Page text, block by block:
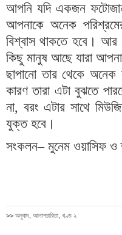
আপনি যদি একজন
আপনাকে অনেক
বিশ্বাস থাকতে হবে। আর
কিছু মানুষ আছে যারা
ছাপানো তার থেকে
কারণ তারা এটা বুঝতে
না, বরং এটার সাথে
যুক্ত হবে।
সংকলন– মুনেম ওয়াসিফ ও
>> অনুবাদ আলাপচারিতা খণ্ড ২